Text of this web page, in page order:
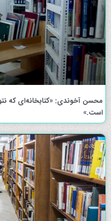
محسن آخوندی: «کتابخانه‌ای که
است.»